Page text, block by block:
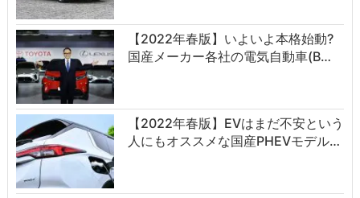
【2022年春版】いよいよ本格始動?
国産メーカー各社の電気自動車(B…
【2022年春版】EVはまだ不安という
人にもオススメな国産PHEVモデル…